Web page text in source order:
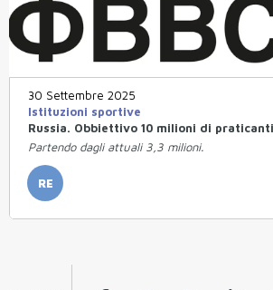
30 Settembre 2025
Istituzioni sportive
Russia. Obbiettivo 10 milioni di
Partendo dagli attuali 3,3 milioni.
RE